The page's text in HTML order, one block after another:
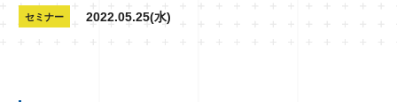
セミナー 2022.05.25(水)